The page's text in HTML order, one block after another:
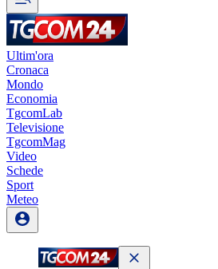
Ultim'ora
Cronaca
Mondo
Economia
TgcomLab
Televisione
TgcomMag
Video
Schede
Sport
Meteo